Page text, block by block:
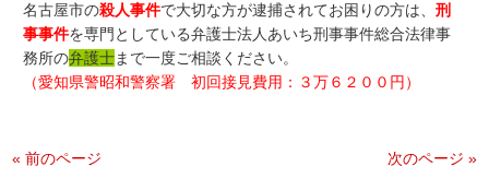
名古屋市の殺人事件で大切な方が逮捕されてお困りの方は、刑
事事件を専門としている弁護士法人あいち刑事事件総合法律事
務所の弁護士まで一度ご相談ください。
（愛知県警昭和警察署 初回接見費用：３万６２００円）
« 前のページ 次のページ »